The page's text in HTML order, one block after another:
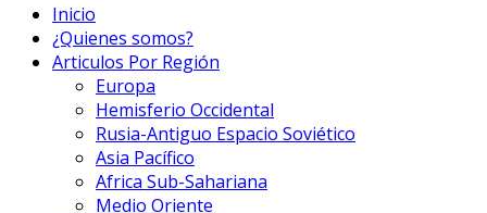
Inicio
¿Quienes somos?
Articulos Por Región
Europa
Hemisferio Occidental
Rusia-Antiguo Espacio Soviético
Asia Pacífico
Africa Sub-Sahariana
Medio Oriente